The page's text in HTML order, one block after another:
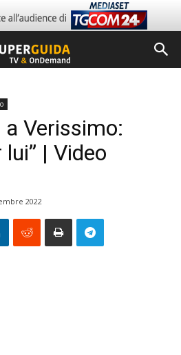
a Verissimo:
lui” | Video
2022